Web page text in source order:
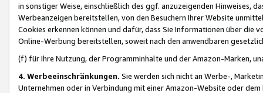
in sonstiger Weise, einschließlich des ggf. anzuzeigenden Hinweises,
Werbeanzeigen bereitstellen, von den Besuchern Ihrer Website
Cookies erkennen können und dafür, dass Sie Informationen über die
Online-Werbung bereitstellen, soweit nach den anwendbaren
(f) für Ihre Nutzung, der Programminhalte und der Amazon-Marken,
4. Werbeeinschränkungen. Sie werden sich nicht an Werbe-,
Unternehmen oder in Verbindung mit einer Amazon-Website oder